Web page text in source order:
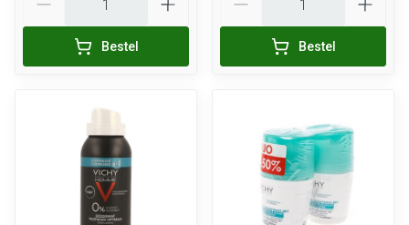
Bestel Bestel